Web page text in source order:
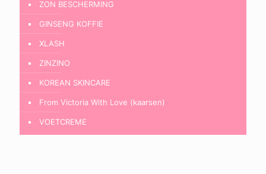
ZON BESCHERMING
GINSENG KOFFIE
XLASH
ZINZINO
KOREAN SKINCARE
From Victoria With Love (kaarsen)
VOETCREME